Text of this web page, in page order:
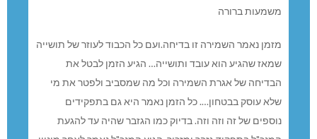
משמעות ברורה
מזמן נאמר השמירה זו בדיחה.ועם כל הכבוד לעוזר של תושייה
שמאז שהגיע הוא עובד ותושייה… הגיע הזמן לבטל את
הבדיחה של אגרת השמירה וכל מה שמסביב ולפטר את מי
שלא עוסק בבטחון…. כל הזמן נאמר היא גם בתפקידים
נוספים של זה וזה וזה. בדיוק כמו הגזבר שהיה עד להגעת